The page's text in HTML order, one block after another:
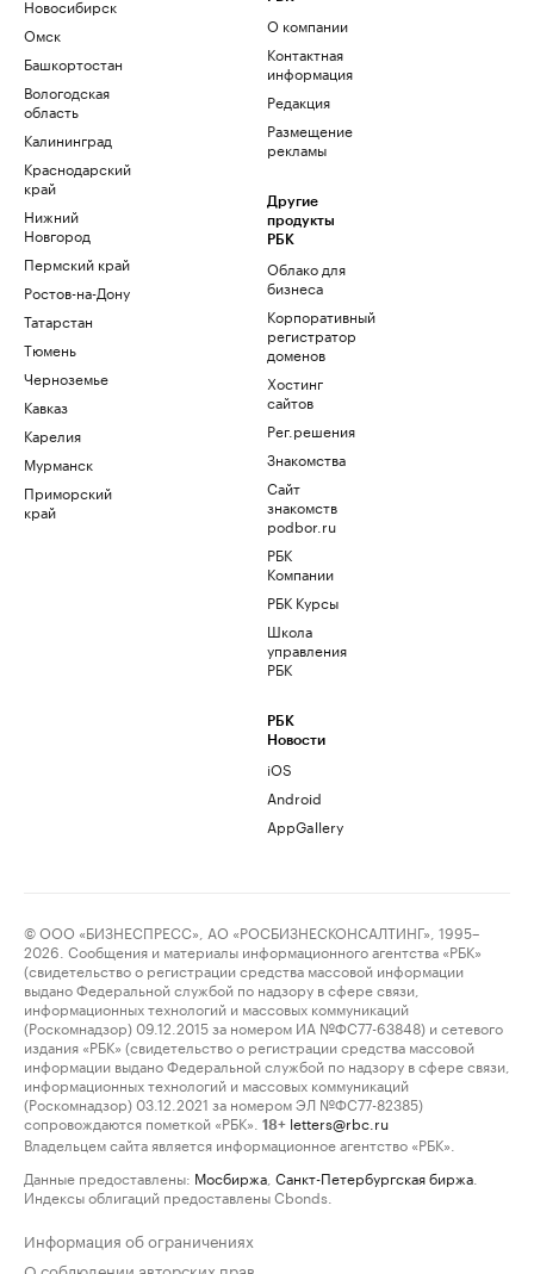
Новосибирск
Омск
Башкортостан
Вологодская
область
Калининград
Краснодарский
край
Нижний
Новгород
Пермский край
Ростов-на-Дону
Татарстан
Тюмень
Черноземье
Кавказ
Карелия
Мурманск
Приморский
край
О компании
Контактная
информация
Редакция
Размещение
рекламы
Другие
продукты
РБК
Облако для
бизнеса
Корпоративный
регистратор
доменов
Хостинг
сайтов
Рег.решения
Знакомства
Сайт
знакомств
podbor.ru
РБК
Компании
РБК Курсы
Школа
управления
РБК
РБК
Новости
iOS
Android
AppGallery
© ООО «БИЗНЕСПРЕСС», АО «РОСБИЗНЕСКОНСАЛТИНГ», 1995–
2026. Сообщения и материалы информационного агентства «РБК»
(свидетельство о регистрации средства массовой информации
выдано Федеральной службой по надзору в сфере связи,
информационных технологий и массовых коммуникаций
(Роскомнадзор) 09.12.2015 за номером ИА №ФС77-63848) и сетевого
издания «РБК» (свидетельство о регистрации средства массовой
информации выдано Федеральной службой по надзору в сфере связи,
информационных технологий и массовых коммуникаций
(Роскомнадзор) 03.12.2021 за номером ЭЛ №ФС77-82385)
сопровождаются пометкой «РБК».
18+ letters@rbc.ru
Владельцем сайта является информационное агентство «РБК».
Данные предоставлены: Мосбиржа Санкт-Петербургская биржа
Индексы облигаций предоставлены Cbonds.
Информация об ограничениях